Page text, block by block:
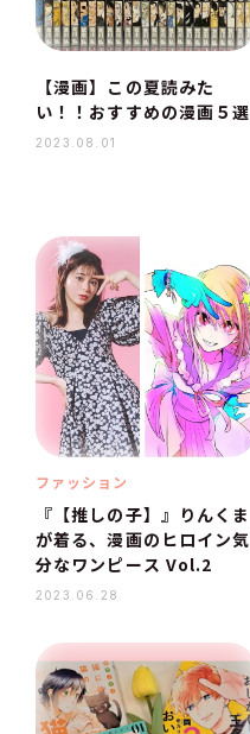
【漫画】この夏読みた
い！！おすすめの漫画５選
2023.08.01
ファッション
『【推しの子】』りんくま
が着る、漫画のヒロイン気
分なワンピース Vol.2
2023.06.28